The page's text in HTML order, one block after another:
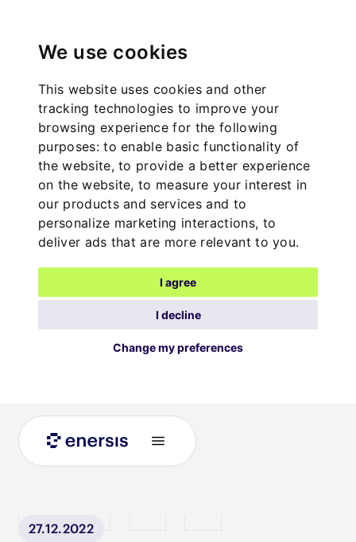
We use cookies
This website uses cookies and other
tracking technologies to improve your
browsing experience for the following
purposes:to enable basic functionality of
the website,to provide a better experience
on the website,to measure your interest in
our products and services and to
personalize marketing interactions, to
deliver ads that are more relevant to you.
I agree
I decline
Change my preferences
Blog
27.12.2022